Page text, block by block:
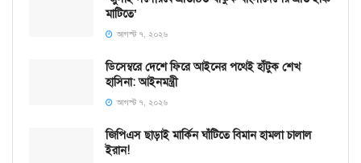
মাটিতে’
আগস্ট ৭, ২০২৬
ডিসেম্বরে দেশে ফিরে আইনের পথেই হাঁটুক শেখ
হাসিনা: আইনমন্ত্রী
আগস্ট ৭, ২০২৬
জিপিএস ছাড়াই মার্কিন ঘাঁটিতে বিমান হামলা চালাল
ইরান!